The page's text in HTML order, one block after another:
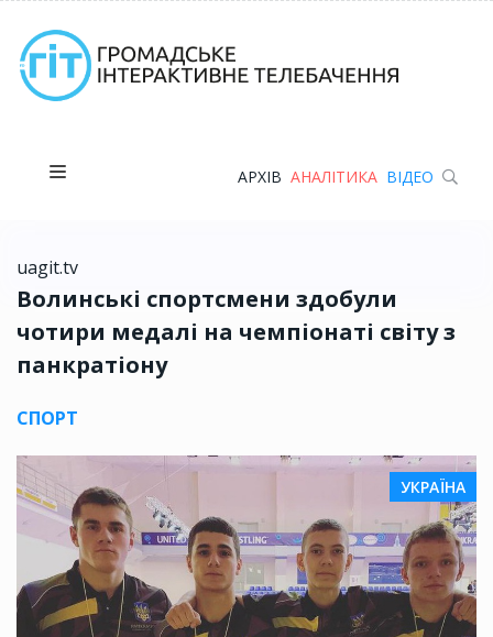
АРХІВ АНАЛІТИКА ВІДЕО
uagit.tv
Волинські спортсмени здобули
чотири медалі на чемпіонаті світу з
панкратіону
СПОРТ
УКРАЇНА